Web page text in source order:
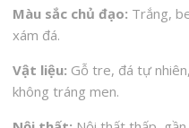
Màu sắc chủ đạo: Trắng,
xám đá.
Vật liệu: Gỗ tre, đá tự
không tráng men.